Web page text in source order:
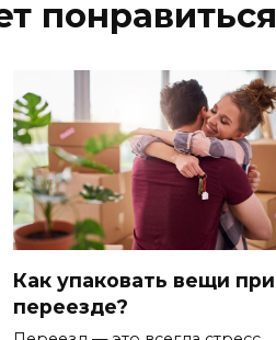
понравиться
Как упаковать вещи при
переезде?